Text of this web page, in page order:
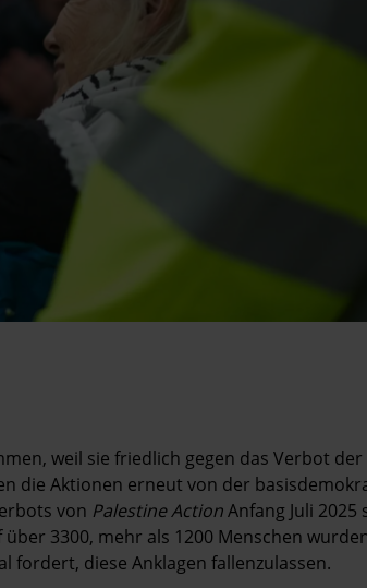
weil sie friedlich gegen das Verbot
die Aktionen erneut von der
von Palestine ActionAnfang Juli 2025
3300, mehr als 1200 Menschen
fordert, diese Anklagen fallenzulassen.